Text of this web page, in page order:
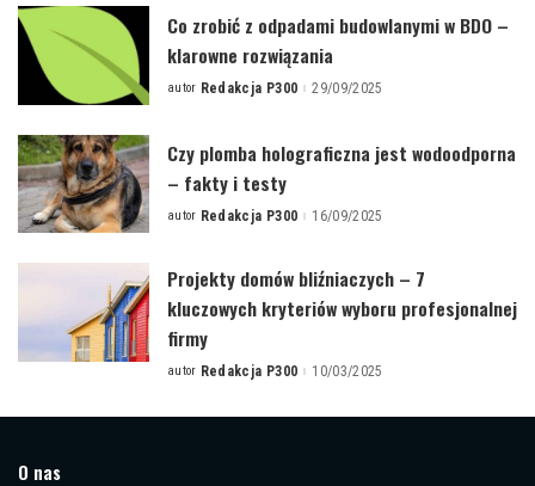
Co zrobić z odpadami budowlanymi w BDO –
klarowne rozwiązania
Posted
autor Redakcja P300 29/09/2025
Czy plomba holograficzna jest wodoodporna
– fakty i testy
Posted
autor Redakcja P300 16/09/2025
Projekty domów bliźniaczych – 7
kluczowych kryteriów wyboru profesjonalnej
firmy
Posted
autor Redakcja P300 10/03/2025
O nas